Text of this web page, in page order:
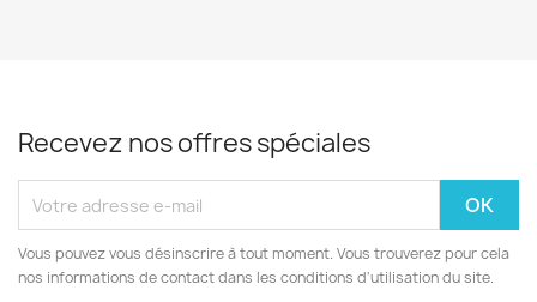
Recevez nos offres spéciales
Vous pouvez vous désinscrire à tout moment. Vous trouverez pour cela
nos informations de contact dans les conditions d'utilisation du site.